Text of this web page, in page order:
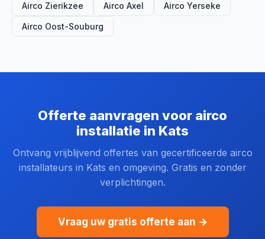
Airco Zierikzee Airco Axel Airco Yerseke
Airco Oost-Souburg
Offerte aanvragen voor airco
installatie in Kats
Ontvang vrijblijvend offertes van gecertificeerde airco
installateurs in Kats en omgeving. Gratis en zonder
verplichtingen.
Vraag uw gratis offerte aan →